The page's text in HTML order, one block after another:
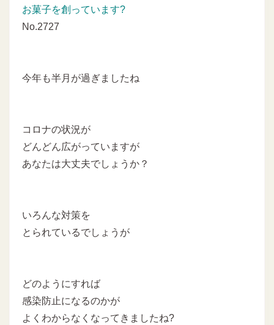
お菓子を創っています?
No.2727
今年も半月が過ぎましたね
コロナの状況が
どんどん広がっていますが
あなたは大丈夫でしょうか？
いろんな対策を
とられているでしょうが
どのようにすれば
感染防止になるのかが
よくわからなくなってきましたね?